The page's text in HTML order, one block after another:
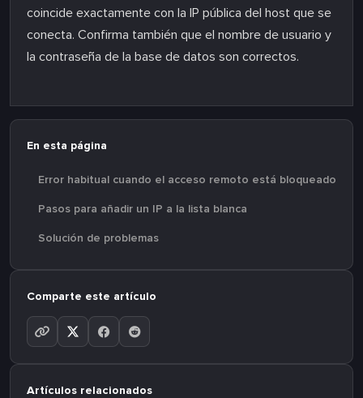
coincide exactamente con la IP pública del host que se
conecta. Confirma también que el nombre de usuario y
la contraseña de la base de datos son correctos.
En esta página
Error habitual cuando el acceso remoto está bloqueado
Pasos para añadir un IP a la lista blanca
Solución de problemas
Comparte este artículo
Artículos relacionados